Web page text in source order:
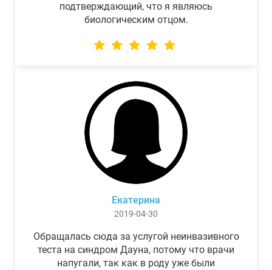
подтверждающий, что я являюсь
биологическим отцом.
Екатерина
2019-04-30
Обращалась сюда за услугой неинвазивного
теста на синдром Дауна, потому что врачи
напугали, так как в роду уже были